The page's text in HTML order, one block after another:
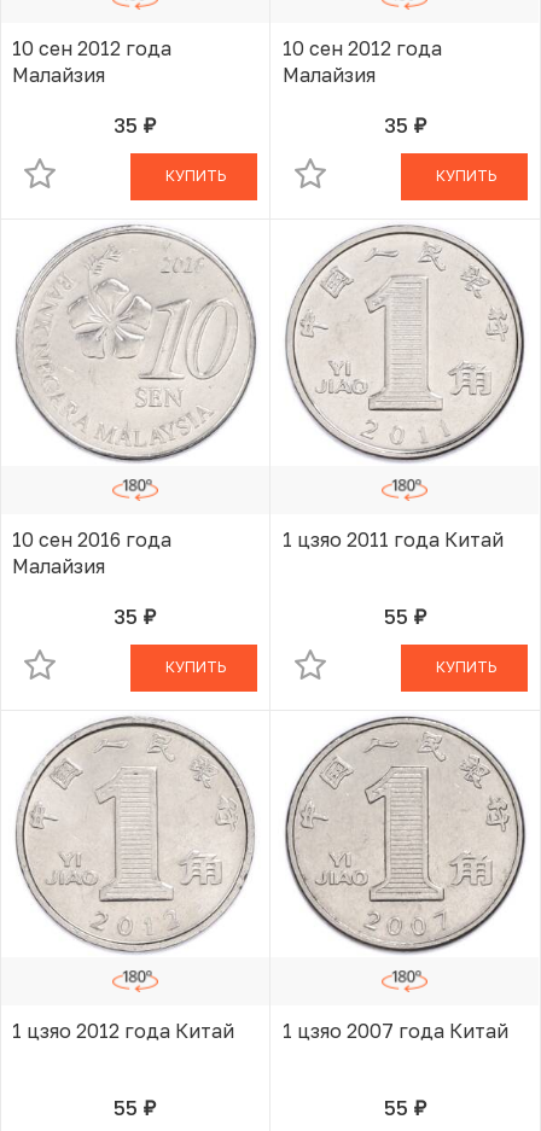
10 сен 2012 года
Малайзия
35 руб.В КОРЗИНЕ
КУПИТЬ
10 сен 2012 года
Малайзия
35 руб.В КОРЗИНЕ
КУПИТЬ
10 сен 2016 года
Малайзия
35 руб.В КОРЗИНЕ
КУПИТЬ
1 цзяо 2011 года Китай
55 руб.В КОРЗИНЕ
КУПИТЬ
1 цзяо 2012 года Китай
55 руб.В КОРЗИНЕ
1 цзяо 2007 года Китай
55 руб.В КОРЗИНЕ